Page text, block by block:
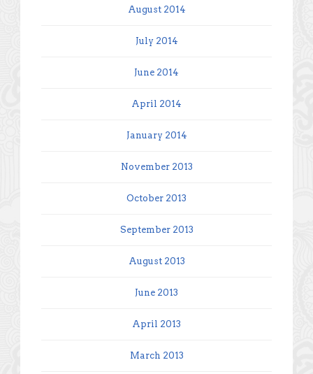
August 2014
July 2014
June 2014
April 2014
January 2014
November 2013
October 2013
September 2013
August 2013
June 2013
April 2013
March 2013